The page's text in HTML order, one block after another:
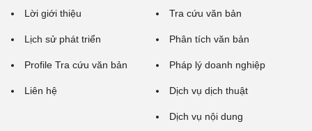
Lời giới thiệu
Lịch sử phát triển
Profile Tra cứu văn bản
Liên hệ
Tra cứu văn bản
Phân tích văn bản
Pháp lý doanh nghiệp
Dịch vụ dịch thuật
Dịch vụ nội dung